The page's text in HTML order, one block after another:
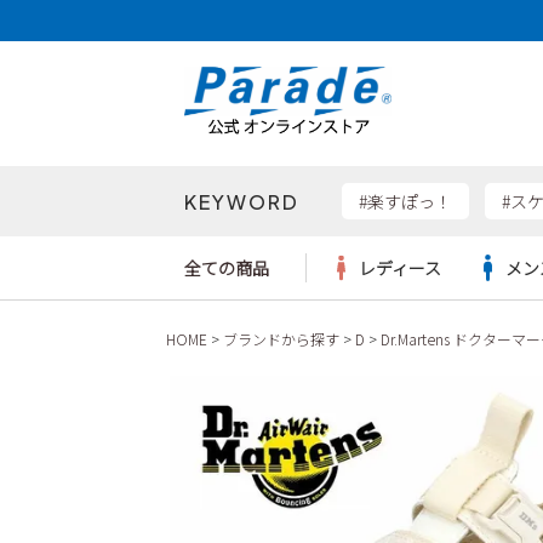
KEYWORD #楽すぽっ！ #ス
検索
全ての商品 レディース
レインシューズ
パンプス
スニーカー
ワー
ブーツ
ウェア
メ
レインシューズ
スニーカー
ビジネス・ドレスシューズ
レインシューズ
スニーカー
スクール
new
asics
瞬足
メンズ新入荷
キッズ新入荷
メンズSALE
キッズSALE
ボディバッグ
ハンドバッグ
ビジネスバッグ
ショ
財布
雑貨
HOME ブランドから探す D Dr.Martens ドクターマ